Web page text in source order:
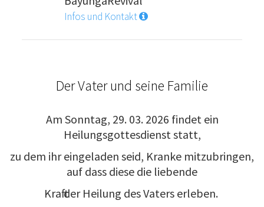
Infos und Kontakt
Der Vater und seine Familie
Am Sonntag, 29. 03. 2026 findet ein
Heilungsgottesdienst statt,
zu dem ihr eingeladen seid, Kranke mitzubringen,
auf dass diese die liebende
Kraft der Heilung des Vaters erleben.